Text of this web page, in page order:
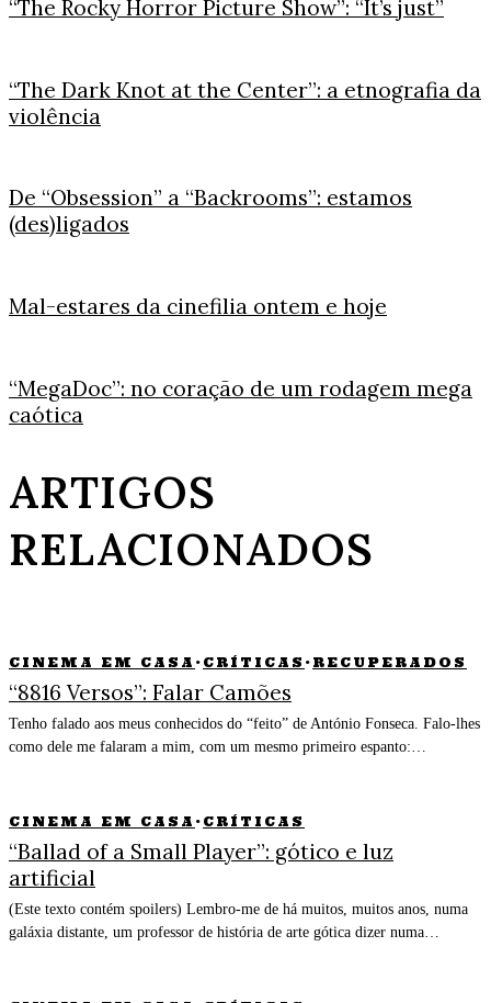
“The Rocky Horror Picture Show”: “It’s just”
“The Dark Knot at the Center”: a etnografia da
violência
De “Obsession” a “Backrooms”: estamos
(des)ligados
Mal-estares da cinefilia ontem e hoje
“MegaDoc”: no coração de um rodagem mega
caótica
ARTIGOS
RELACIONADOS
CINEMA EM CASA · CRÍTICAS · RECUPERADOS
“8816 Versos”: Falar Camões
Tenho falado aos meus conhecidos do “feito” de António Fonseca. Falo-lhes
como dele me falaram a mim, com um mesmo primeiro espanto:…
CINEMA EM CASA · CRÍTICAS
“Ballad of a Small Player”: gótico e luz
artificial
(Este texto contém spoilers) Lembro-me de há muitos, muitos anos, numa
galáxia distante, um professor de história de arte gótica dizer numa…